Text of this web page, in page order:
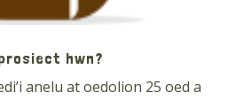
hwn?
anelu at oedolion 25 oed a